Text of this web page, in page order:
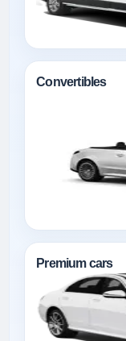
Convertibles
Premium cars